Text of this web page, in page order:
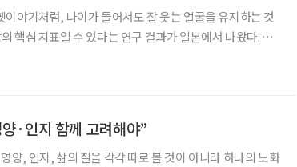
이야기처럼, 나이가 들어서도 잘 웃는 얼굴을 유지하는 것
핵심 지표일 수 있다는 연구 결과가 일본에서 나왔다. 웃는
·인지 함께 고려해야”
양, 인지, 삶의 질을 각각 따로 볼 것이 아니라 하나의 노화